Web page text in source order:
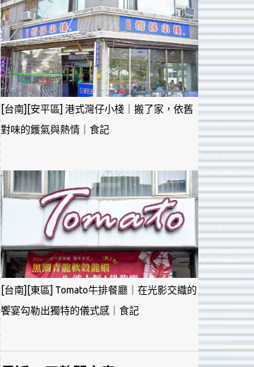
[台南][安平區] 港式灣仔小棧｜搬了家，依舊
對味的鑊氣與熱情｜食記
[台南][東區] Tomato牛排餐廳｜在光影交織的
饗宴勾勒出獨特的儀式感｜食記